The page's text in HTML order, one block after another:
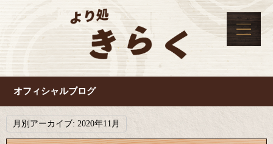
オフィシャルブログ
月別アーカイブ: 2020年11月